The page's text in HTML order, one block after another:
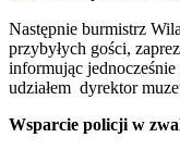
Następnie burmistrz
przybyłych gości,
informując
udziałem dyrektor
Wsparcie policji w